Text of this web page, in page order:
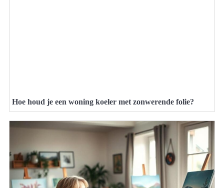
Hoe houd je een woning koeler met zonwerende folie?